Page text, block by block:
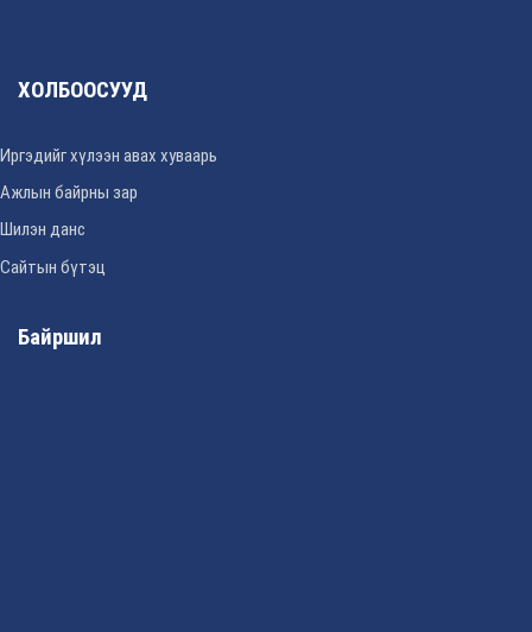
ХОЛБООСУУД
Иргэдийг хүлээн авах хуваарь
Ажлын байрны зар
Шилэн данс
Сайтын бүтэц
Байршил